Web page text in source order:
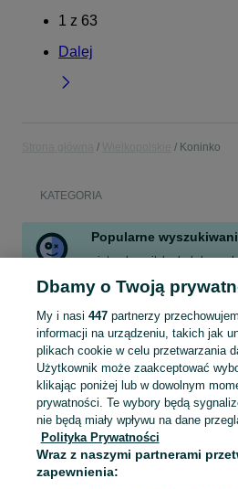
1 z 63
Dalej
Koninko
KATEGORIA
Popularne
nintendo switch oled
mieszkanie na sprzedaż
Mapa kategorii
Mapa miejscowości
Mapa ministron
Popularne wyszukiwania
Dbamy o Twoją
My i nasi 447partnerzy
informacji na urządzeniu, takich jak
plikach cookie w celu przetwarzania
Użytkownik może zaakceptować
klikając poniżej lub w dowolnym
prywatności. Te wybory będą
nie będą miały wpływu na dane
Polityka Prywatności
Wraz z naszymi partnerami
zapewnienia: